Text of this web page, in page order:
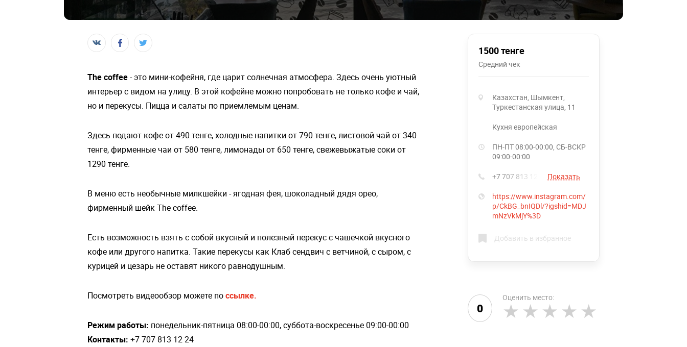
1500 тенге
Средний чек
Казахстан, Шымкент,
Туркестанская улица, 11
кухня европейская
ПН-ПТ 08:00-00:00, СБ-ВСКР
09:00-00:00
+7 707 813 12 24 Показать
https://www.instagram.com/
p/CkBG_bnIQDl/?igshid=MDJ
mNzVkMjY%3D
Добавить в избранное
0
Оценить место:
The coffee- это мини-кофейня, где царит солнечная атмосфера. Здесь очень уютный
интерьер с видом на улицу. В этой кофейне можно попробовать не только кофе и чай,
но и перекусы. Пицца и салаты по приемлемым ценам.
Здесь подают кофе от 490 тенге, холодные напитки от 790 тенге, листовой чай от 340
тенге, фирменные чаи от 580 тенге, лимонады от 650 тенге, свежевыжатые соки от
1290 тенге.
В меню есть необычные милкшейки - ягодная фея, шоколадный дядя орео,
фирменный шейк The coffee.
Есть возможность взять с собой вкусный и полезный перекус с чашечкой вкусного
кофе или другого напитка. Такие перекусы как Клаб сендвич с ветчиной, с сыром, с
курицей и цезарь не оставят никого равнодушным.
Посмотреть видеообзор можете поссылке.
Режим работы: понедельник-пятница 08:00-00:00, суббота-воскресенье 09:00-00:00
Контакты: +7 707 813 12 24